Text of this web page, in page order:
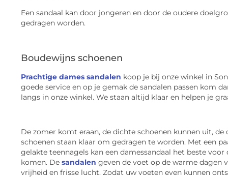
Een sandaal kan door jongeren en door de oudere
gedragen worden.
Boudewijns schoenen
Prachtige dames sandalen koop je bij onze winkel in
goede service en op je gemak de sandalen passen kom
langs in onze winkel. We staan altijd klaar en helpen je
De zomer komt eraan, de dichte schoenen kunnen uit, de
schoenen staan klaar om gedragen te worden. Met een
gelakte teennagels kan een damessandaal het beste voor
komen. De sandalen geven de voet op de warme dagen
vrijheid en frisse lucht. Zodat uw voeten even kunnen